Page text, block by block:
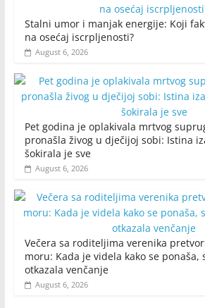
Stalni umor i manjak energije: Koji
na osećaj iscrpljenosti?
August 6, 2026
Pet godina je oplakivala mrtvog
pronašla živog u dječijoj sobi: Istina
šokirala je sve
August 6, 2026
Večera sa roditeljima verenika
moru: Kada je videla kako se
otkazala venčanje
August 6, 2026